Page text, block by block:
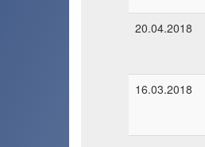
20.04.2018
16.03.2018